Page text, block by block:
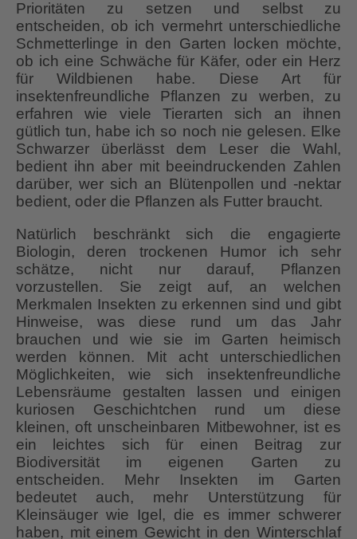
Prioritäten zu setzen und selbst zu
entscheiden, ob ich vermehrt unterschiedliche
Schmetterlinge in den Garten locken möchte,
ob ich eine Schwäche für Käfer, oder ein Herz
für Wildbienen habe. Diese Art für
insektenfreundliche Pflanzen zu werben, zu
erfahren wie viele Tierarten sich an ihnen
gütlich tun, habe ich so noch nie gelesen. Elke
Schwarzer überlässt dem Leser die Wahl,
bedient ihn aber mit beeindruckenden Zahlen
darüber, wer sich an Blütenpollen und -nektar
bedient, oder die Pflanzen als Futter braucht.
Natürlich beschränkt sich die engagierte
Biologin, deren trockenen Humor ich sehr
schätze, nicht nur darauf, Pflanzen
vorzustellen. Sie zeigt auf, an welchen
Merkmalen Insekten zu erkennen sind und gibt
Hinweise, was diese rund um das Jahr
brauchen und wie sie im Garten heimisch
werden können. Mit acht unterschiedlichen
Möglichkeiten, wie sich insektenfreundliche
Lebensräume gestalten lassen und einigen
kuriosen Geschichtchen rund um diese
kleinen, oft unscheinbaren Mitbewohner, ist es
ein leichtes sich für einen Beitrag zur
Biodiversität im eigenen Garten zu
entscheiden. Mehr Insekten im Garten
bedeutet auch, mehr Unterstützung für
Kleinsäuger wie Igel, die es immer schwerer
haben, mit einem Gewicht in den Winterschlaf